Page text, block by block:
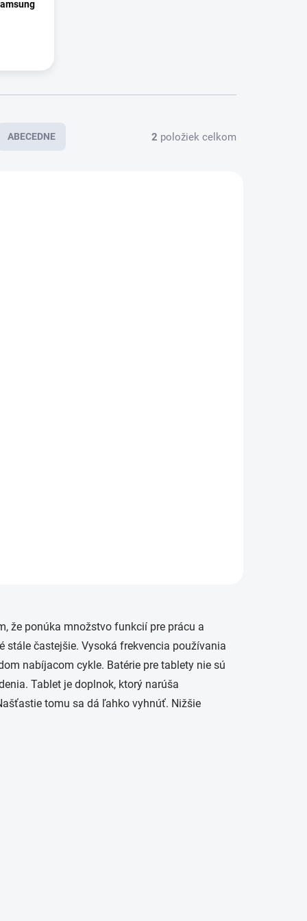
ABECEDNE 2 položiek celkom
že ponúka množstvo funkcií pre prácu a
stále častejšie. Vysoká frekvencia používania
nabíjacom cykle. Batérie pre tablety nie sú
Tablet je doplnok, ktorý narúša
tomu sa dá ľahko vyhnúť. Nižšie